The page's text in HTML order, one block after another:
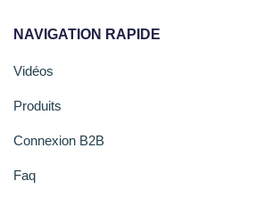
NAVIGATION RAPIDE
Vidéos
Produits
Connexion B2B
Faq